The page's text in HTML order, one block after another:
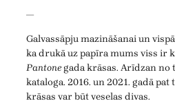
—
Galvassāpju mazināšanai un
ka drukā uz papīra mums viss ir
Pantonegada krāsas. Arīdzan no
kataloga. 2016. un 2021. gadā
krāsas var būt veselas divas.